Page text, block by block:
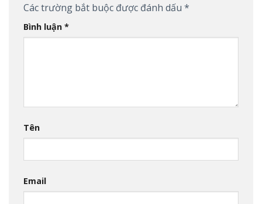
Các trường bắt buộc được đánh dấu *
Bình luận *
Tên
Email